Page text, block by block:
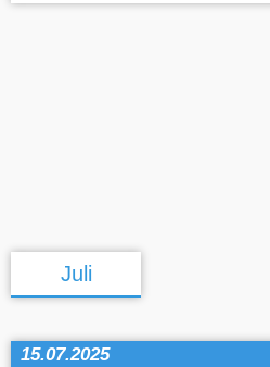
Juli
15.07.2025